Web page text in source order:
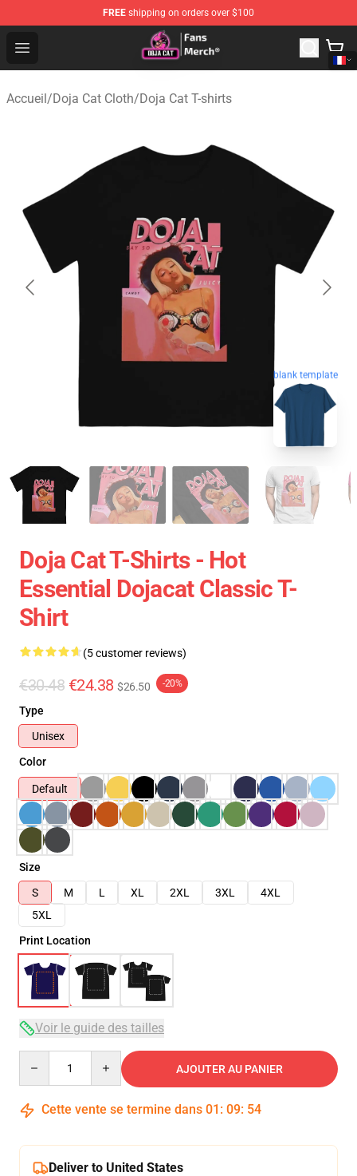
FREE shipping on orders over $100
Open menu
Doja Cat Store - Official Doja Cat Merchandise Shop
Accueil/Doja Cat Cloth/Doja Cat T-shirts
blank template
Doja Cat T-Shirts - Hot
Essential Dojacat Classic T-
Shirt
(5 customer reviews)
€30.48 €24.38 $26.50 -20%
Type
Unisex
Color
Default
Size
S
M L XL 2XL 3XL
4XL
5XL
Print Location
Voir le guide des tailles
AJOUTER AU PANIER
Cette vente se termine dans 01 : 09: 53
Deliver to United States